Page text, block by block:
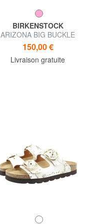
BIRKENSTOCK
ARIZONA BIG BUCKLE
pantoufle sandale
150,00 €
Livraison gratuite